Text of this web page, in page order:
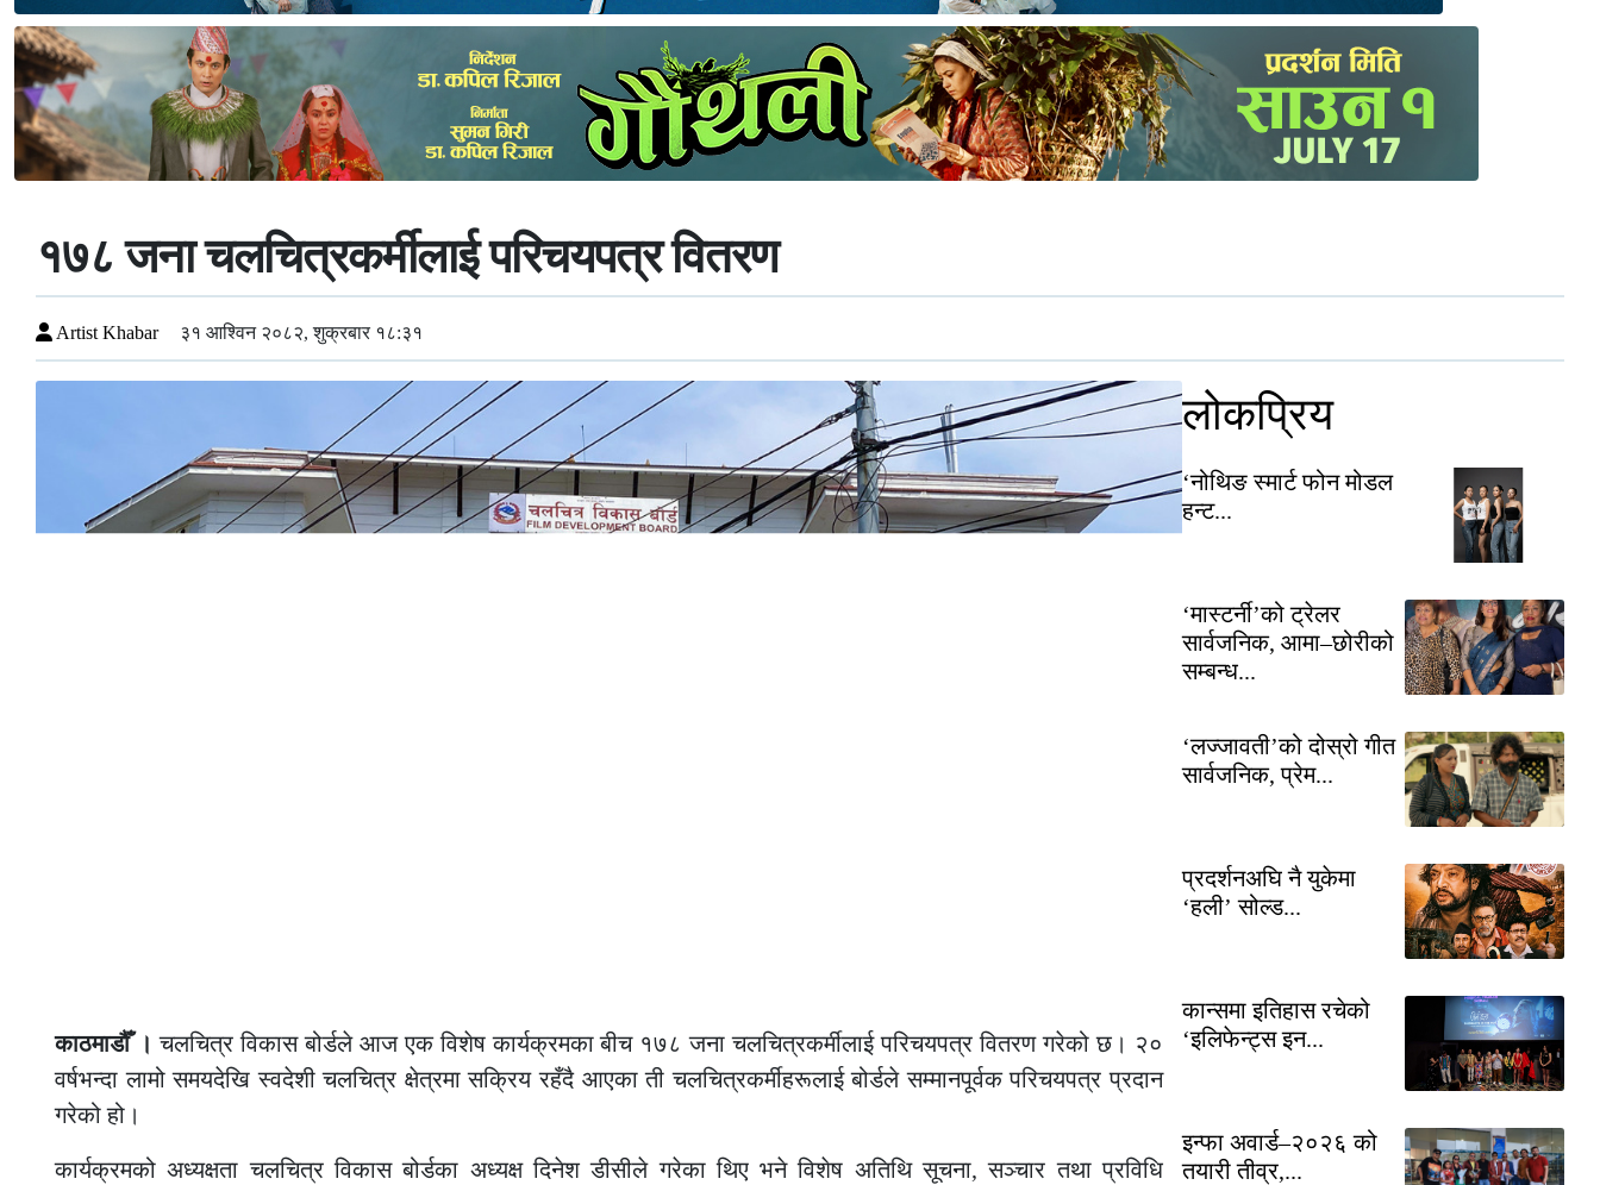
१७८ जना चलचित्रकर्मीलाई परिचयपत्र वितरण
Artist Khabar ३१ आश्विन २०८२, शुक्रबार १८:३१
काठमाडौँ । चलचित्र विकास बोर्डले आज एक विशेष कार्यक्रमका बीच १७८ जना चलचित्रकर्मीलाई परिचयपत्र वितरण गरेको छ। २०
वर्षभन्दा लामो समयदेखि स्वदेशी चलचित्र क्षेत्रमा सक्रिय रहँदै आएका ती चलचित्रकर्मीहरूलाई बोर्डले सम्मानपूर्वक परिचयपत्र प्रदान
गरेको हो।
कार्यक्रमको अध्यक्षता चलचित्र विकास बोर्डका अध्यक्ष दिनेश डीसीले गरेका थिए भने विशेष अतिथि सूचना, सञ्चार तथा प्रविधि
लोकप्रिय
‘नोथिङ स्मार्ट फोन मोडल
हन्ट...
‘मास्टर्नी’को ट्रेलर
सार्वजनिक, आमा–छोरीको
सम्बन्ध...
‘लज्जावती’को दोस्रो गीत
सार्वजनिक, प्रेम...
प्रदर्शनअघि नै युकेमा
‘हली’ सोल्ड...
कान्समा इतिहास रचेको
‘इलिफेन्ट्स इन...
इन्फा अवार्ड–२०२६ को
तयारी तीव्र,...